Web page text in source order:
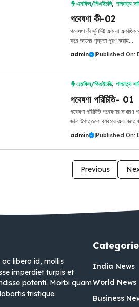
এমফিল/পিএইচডি, পাশ্চাত্য
গবেষণা কী-02
গবেষণা কী সুনির্দিষ্ট এক বা
করে জ্ঞানের শূন্যতা পূরণ করাই...
admin |Published On:
এমফিল/পিএইচডি, পাশ্চাত্য
গবেষণা পরিচিতি- 01
গবেষণা পরিচিতি গবেষণার
জানা উপাত্তকে ব্যবহার এবং
admin |Published On:
Previous
libero id, mollis
imperdiet turpis et
potenti. Morbi quam
tristique.
India News
World News
Business